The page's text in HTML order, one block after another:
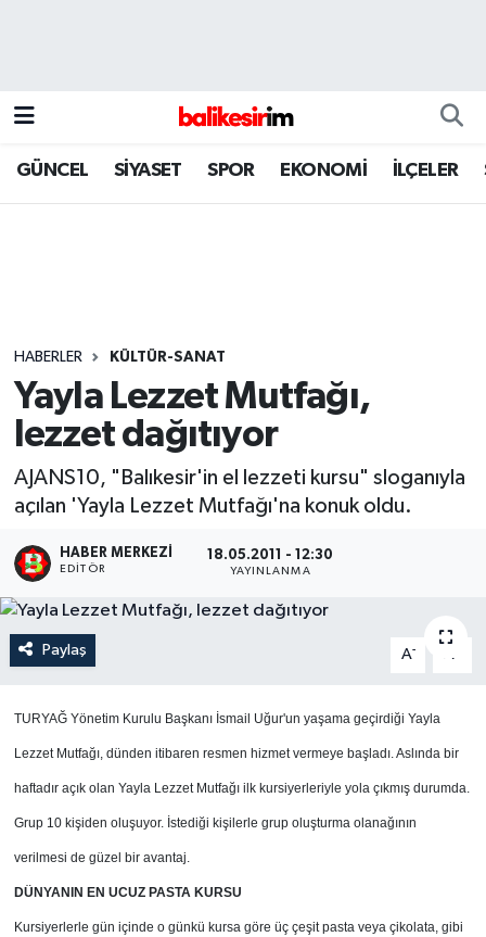
GÜNCEL SİYASET SPOR EKONOMİ İLÇELER
HABERLER KÜLTÜR-SANAT
Yayla Lezzet Mutfağı,
lezzet dağıtıyor
AJANS10, "Balıkesir'in el lezzeti kursu" sloganıyla
açılan 'Yayla Lezzet Mutfağı'na konuk oldu.
HABER MERKEZI
EDITÖR
18.05.2011 - 12:30
YAYINLANMA
Paylaş A- A
TURYAĞ Yönetim Kurulu Başkanı İsmail Uğur'un yaşama geçirdiği Yayla
Lezzet Mutfağı, dünden itibaren resmen hizmet vermeye başladı. Aslında bir
haftadır açık olan Yayla Lezzet Mutfağı ilk kursiyerleriyle yola çıkmış durumda.
Grup 10 kişiden oluşuyor. İstediği kişilerle grup oluşturma olanağının
verilmesi de güzel bir avantaj.
DÜNYANIN EN UCUZ PASTA KURSU
Kursiyerlerle gün içinde o günkü kursa göre üç çeşit pasta veya çikolata, gibi